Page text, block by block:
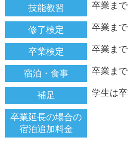
技能教習 卒業ま
修了検定 卒業ま
卒業検定 卒業ま
宿泊・食事 卒業ま
補足 学生は
卒業延長の場合の
宿泊追加料金